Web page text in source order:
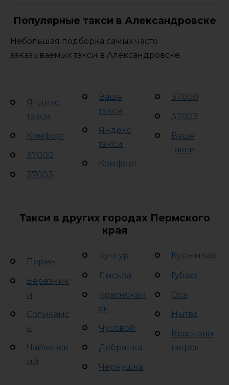
Популярные такси в Александровске
Небольшая подборка самых часто
заказываемых такси в Александровске.
Яндекс
такси
Комфорт
37000
37003
Ваше
такси
Яндекс
такси
Комфорт
37000
37003
Ваше
такси
Такси в других городах Пермского
края
Пермь
Березник
и
Соликамс
к
Чайковск
ий
Кунгур
Лысьва
Краснокам
ск
Чусовой
Добрянка
Чернушка
Кудымкар
Губаха
Оса
Нытва
Краснови
шерск